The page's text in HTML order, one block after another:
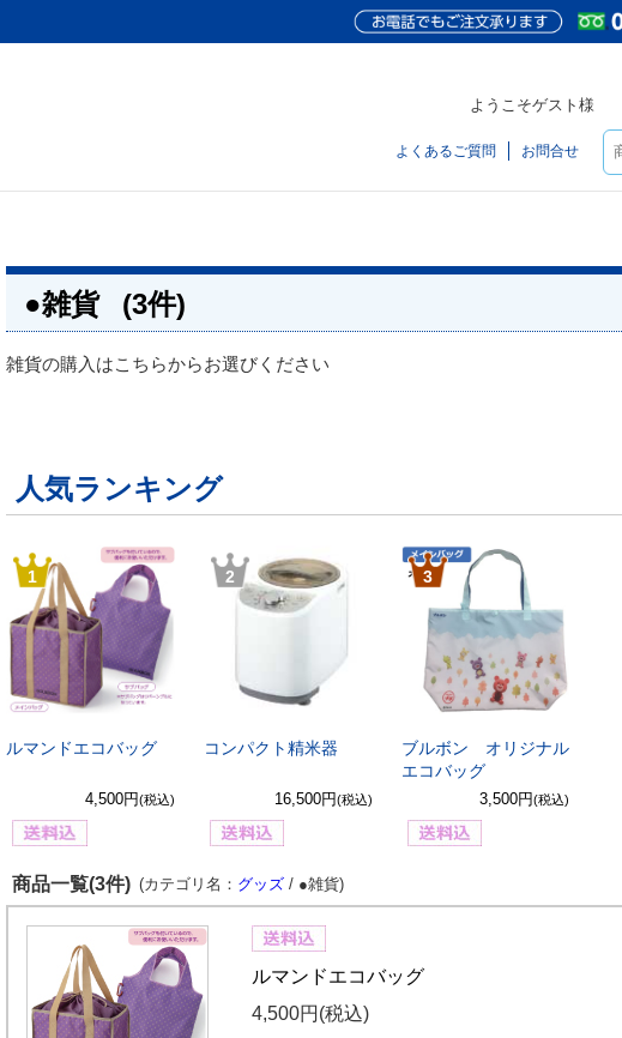
ようこそゲスト様
よくあるご質問 お問合せ
●雑貨 (3件)
雑貨の購入はこちらからお選びください
人気ランキング
1
ルマンドエコバッグ
4,500円(税込)
2
コンパクト精米器
16,500円(税込)
3
ブルボン オリジナル
エコバッグ
3,500円(税込)
商品一覧(3件) (カテゴリ名： グッズ / ●雑貨)
ルマンドエコバッグ
4,500円 (税込)